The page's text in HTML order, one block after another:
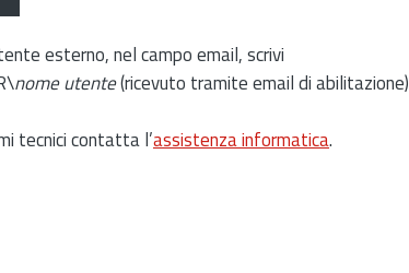
esterno, nel campo email, scrivi
nome utente(ricevuto tramite email di abilitazione)
tecnici contatta l’assistenza informatica.